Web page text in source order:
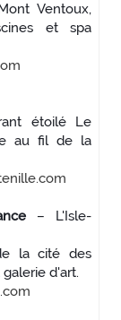
Ventoux,
et spa
étoilé Le
au fil de la
– L'Isle-
la cité des
d'art.